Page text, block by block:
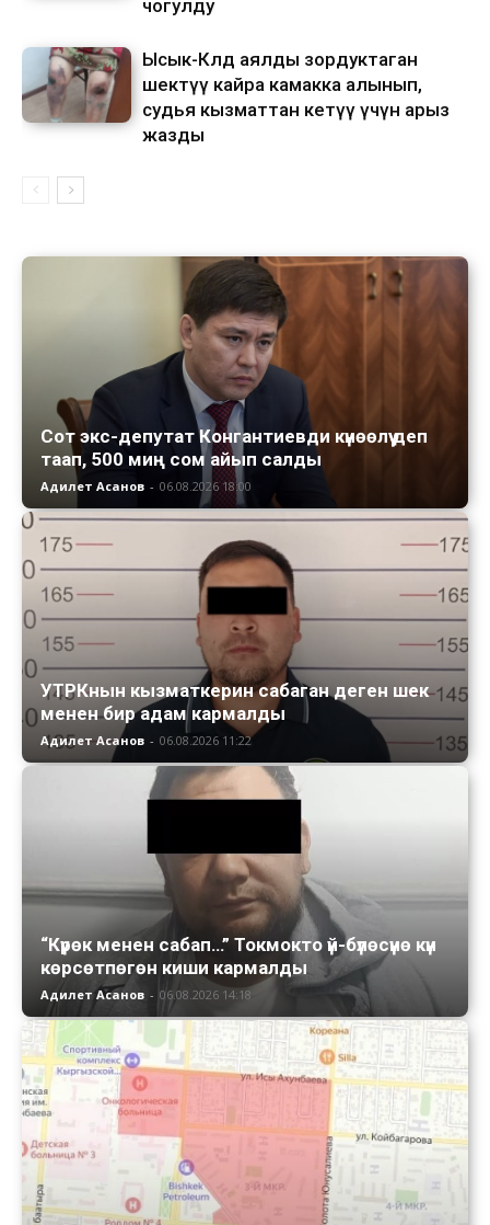
чогулду
Ысык-Көлдө аялды зордуктаган
шектүү кайра камакка алынып,
судья кызматтан кетүү үчүн арыз
жазды
Сот экс-депутат Конгантиевди күнөөлүү деп
таап, 500 миң сом айып салды
Адилет Асанов - 06.08.2026 18:00
УТРКнын кызматкерин сабаган деген шек
менен бир адам кармалды
Адилет Асанов - 06.08.2026 11:22
“Күрөк менен сабап…” Токмокто үй-бүлөсүнө күн
көрсөтпөгөн киши кармалды
Адилет Асанов - 06.08.2026 14:18